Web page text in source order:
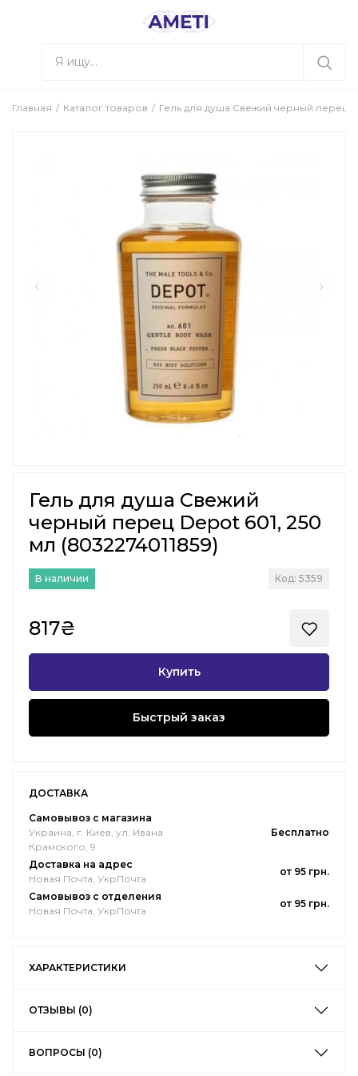
Главная Каталог товаров Гель для душа Свежий черный перец
Гель для душа Свежий
черный перец Depot 601, 250
мл (8032274011859)
В наличии Код: 5359
817₴
Купить
Быстрый заказ
ДОСТАВКА
Самовывоз с магазина
Украина, г. Киев, ул. Ивана
Крамского, 9
Бесплатно
Доставка на адрес
Новая Почта, УкрПочта
от 95 грн.
Самовывоз с отделения
Новая Почта, УкрПочта
от 95 грн.
ХАРАКТЕРИСТИКИ
ОТЗЫВЫ (0)
ВОПРОСЫ (0)